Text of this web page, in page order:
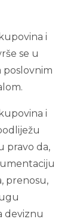
i
se u
poslovnim
i
pravo da,
prenosu,
deviznu